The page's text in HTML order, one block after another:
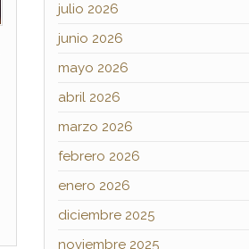
julio 2026
junio 2026
mayo 2026
abril 2026
marzo 2026
febrero 2026
enero 2026
diciembre 2025
noviembre 2025